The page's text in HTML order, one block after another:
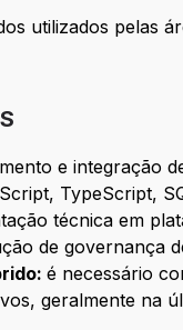
utilizados pelas
e integração
TypeScript,
técnica em
de governança
é necessário
geralmente na